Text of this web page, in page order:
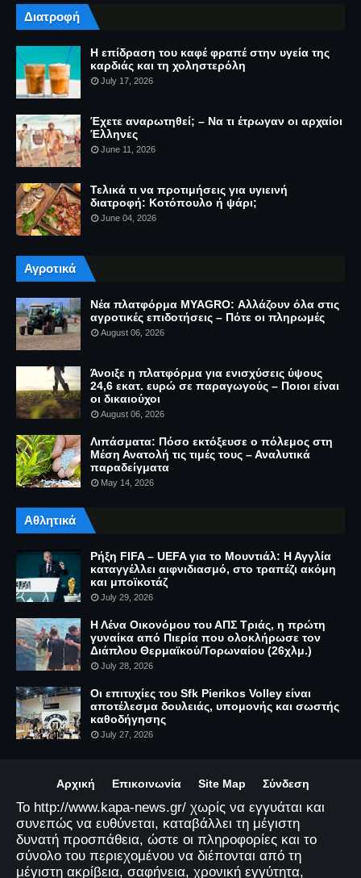
Διατροφή
Η επίδραση του καφέ φραπέ στην υγεία της
καρδιάς και τη χοληστερόλη
July 17, 2026
Έχετε αναρωτηθεί; – Να τι έτρωγαν οι αρχαίοι
Έλληνες
June 11, 2026
Τελικά τι να προτιμήσεις για υγιεινή
διατροφή: Κοτόπουλο ή ψάρι;
June 04, 2026
Αγροτικά
Νέα πλατφόρμα MYAGRO: Αλλάζουν όλα στις
αγροτικές επιδοτήσεις – Πότε οι πληρωμές
August 06, 2026
Άνοιξε η πλατφόρμα για ενισχύσεις ύψους
24,6 εκατ. ευρώ σε παραγωγούς – Ποιοι είναι
οι δικαιούχοι
August 06, 2026
Λιπάσματα: Πόσο εκτόξευσε ο πόλεμος στη
Μέση Ανατολή τις τιμές τους – Αναλυτικά
παραδείγματα
May 14, 2026
Αθλητικά
Ρήξη FIFA – UEFA για το Μουντιάλ: Η Αγγλία
καταγγέλλει αιφνιδιασμό, στο τραπέζι ακόμη
και μποϊκοτάζ
July 29, 2026
Η Λένα Οικονόμου του ΑΠΣ Τριάς, η πρώτη
γυναίκα από Πιερία που ολοκλήρωσε τον
Διάπλου Θερμαϊκού/Τορωναίου (26χλμ.)
July 28, 2026
Οι επιτυχίες του Sfk Pierikos Volley είναι
αποτέλεσμα δουλειάς, υπομονής και σωστής
καθοδήγησης
July 27, 2026
Αρχική Επικοινωνία Site Map Σύνδεση
Το http://www.kapa-news.gr/ χωρίς να εγγυάται και
συνεπώς να ευθύνεται, καταβάλλει τη μέγιστη
δυνατή προσπάθεια, ώστε οι πληροφορίες και το
σύνολο του περιεχομένου να διέπονται από τη
μέγιστη ακρίβεια, σαφήνεια, χρονική εγγύτητα,